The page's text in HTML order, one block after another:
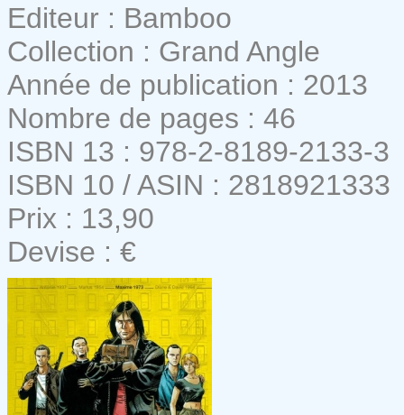
Editeur : Bamboo
Collection : Grand Angle
Année de publication : 2013
Nombre de pages : 46
ISBN 13 : 978-2-8189-2133-3
ISBN 10 / ASIN : 2818921333
Prix : 13,90
Devise : €